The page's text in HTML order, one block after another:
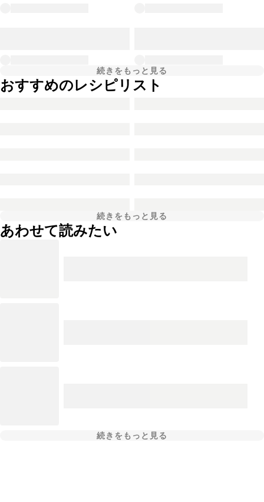
続きをもっと見る
おすすめのレシピリスト
続きをもっと見る
あわせて読みたい
続きをもっと見る